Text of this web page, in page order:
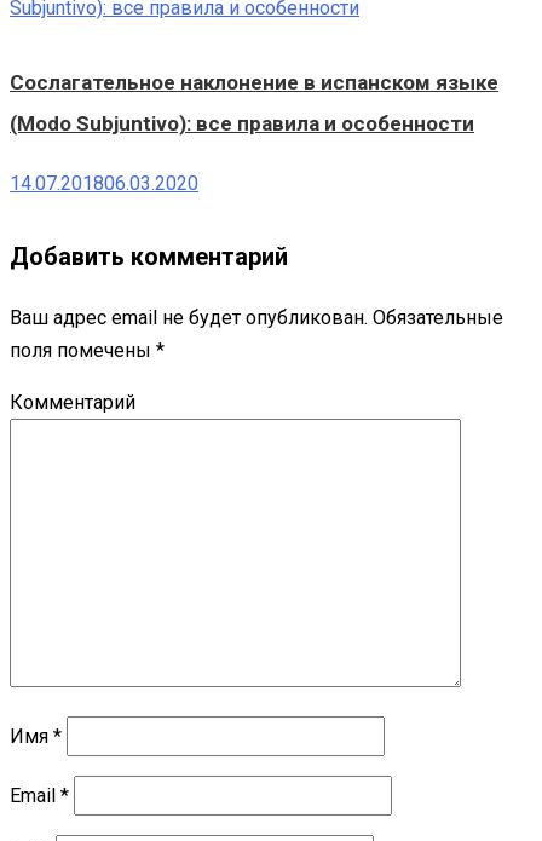
Сослагательное наклонение в испанском языке
(Modo Subjuntivo): все правила и особенности
14.07.201806.03.2020
Добавить комментарий
Ваш адрес email не будет опубликован. Обязательные
поля помечены *
Комментарий
Имя *
Email *